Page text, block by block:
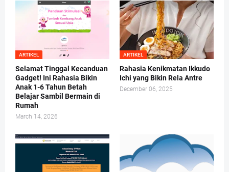
ARTIKEL
Selamat Tinggal Kecanduan
Gadget! Ini Rahasia Bikin
Anak 1-6 Tahun Betah
Belajar Sambil Bermain di
Rumah
March 14, 2026
ARTIKEL
Rahasia Kenikmatan Ikkudo
Ichi yang Bikin Rela Antre
December 06, 2025